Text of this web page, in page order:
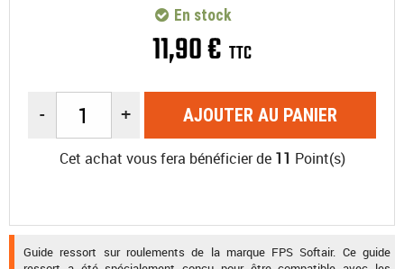
11,90€ TTC
En stock
- + AJOUTER AU PANIER
Cet achat vous fera bénéficier de 11 Point(s)
Guide ressort sur roulements de la marque FPS Softair. Ce guide